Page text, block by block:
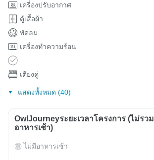
เครื่องปรับอากาศ
ตู้เสื้อผ้า
พัดลม
เครื่องทำความร้อน
เตียงคู่
แสดงทั้งหมด (40)
OwlJourneyระยะเวลาโครงการ (ไม่รวม
อาหารเช้า)
ไม่มีอาหารเช้า